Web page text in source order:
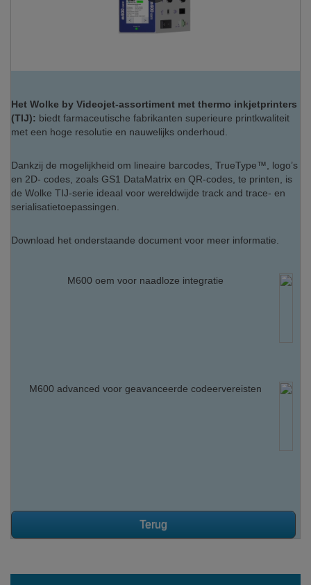
Het Wolke by Videojet-assortiment met thermo inkjetprinters
(TIJ): biedt farmaceutische fabrikanten superieure printkwaliteit
met een hoge resolutie en nauwelijks onderhoud.
Dankzij de mogelijkheid om lineaire barcodes, TrueType™, logo’s
en 2D- codes, zoals GS1 DataMatrix en QR-codes, te printen, is
de Wolke TIJ-serie ideaal voor wereldwijde track and trace- en
serialisatietoepassingen.
Download het onderstaande document voor meer informatie.
M600 oem voor naadloze integratie
M600 advanced voor geavanceerde codeervereisten
Terug